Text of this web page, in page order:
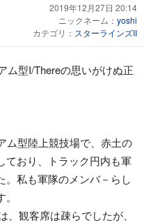
2019年12月27日 20:14
ニックネーム： yoshi
カテゴリ： スターラインズII
型I/Thereの思いがけぬ正
ム型陸上競技場で、赤土の
ており、トラック円内も軍
。私も軍隊のメンバ－らし
観客席は疎らでしたが、